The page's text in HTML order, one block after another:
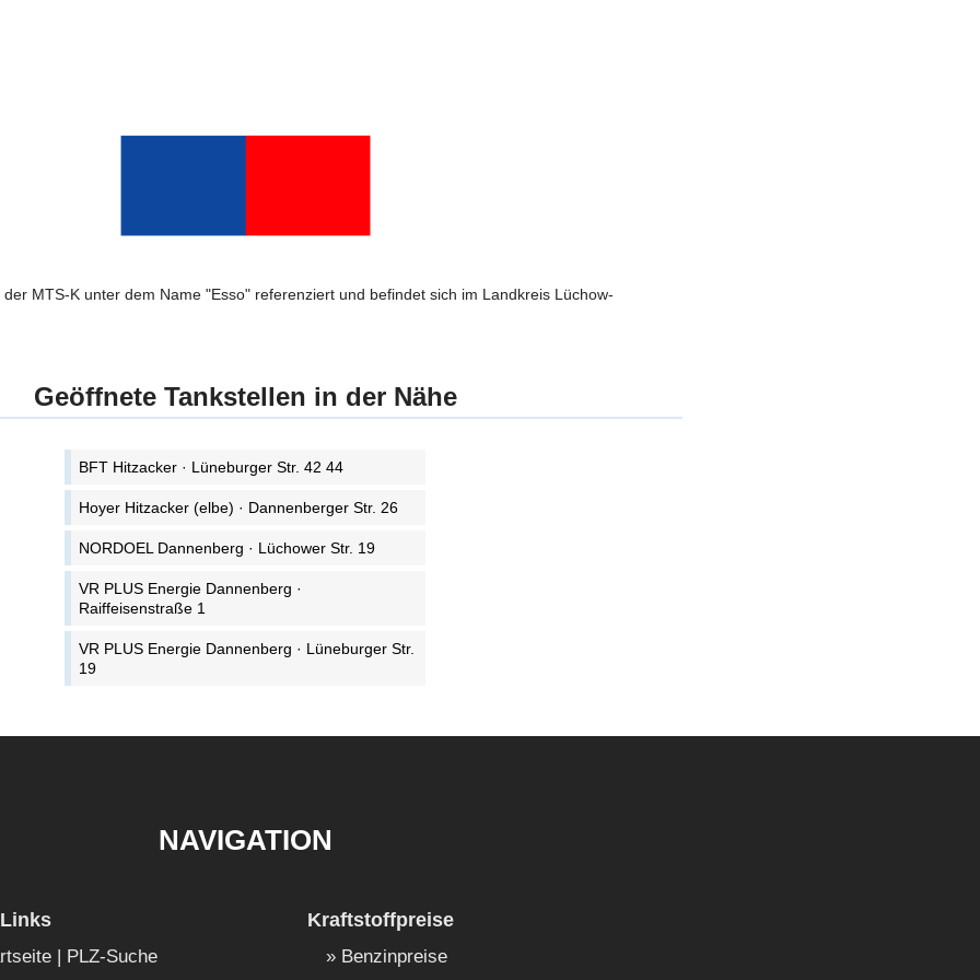
der MTS-K unter dem Name "Esso" referenziert und befindet sich im Landkreis Lüchow-
Geöffnete Tankstellen in der Nähe
BFT Hitzacker · Lüneburger Str. 42 44
Hoyer Hitzacker (elbe) · Dannenberger Str. 26
NORDOEL Dannenberg · Lüchower Str. 19
VR PLUS Energie Dannenberg ·
Raiffeisenstraße 1
VR PLUS Energie Dannenberg · Lüneburger Str.
19
NAVIGATION
| PLZ-Suche
Kraftstoffpreise
Benzinpreise